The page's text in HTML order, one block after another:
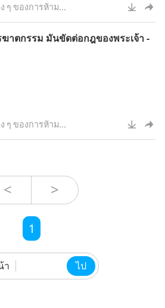
ๆ ของการห้าม...
าตกรรม มันขัดต่อกฎของพระเจ้า -
ๆ ของการห้าม...
< >
1
า ไป